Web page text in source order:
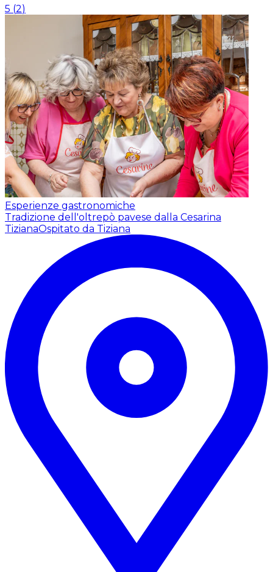
5 (2)
Esperienze gastronomiche
Tradizione dell'oltrepò pavese dalla Cesarina
TizianaOspitato da Tiziana